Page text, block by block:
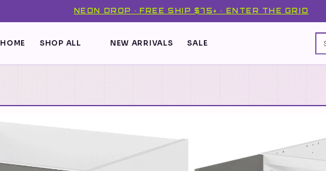
NEON DROP · FREE SHIP $75+ · ENTER THE GRID
HOME SHOP ALL NEW ARRIVALS SALE